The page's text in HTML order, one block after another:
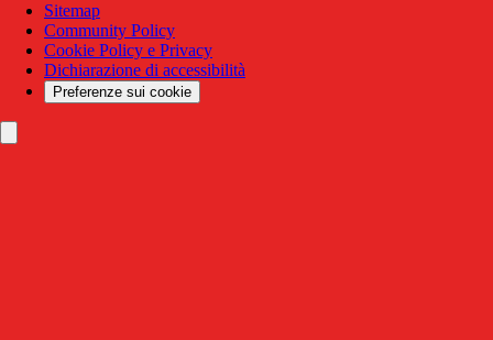
Sitemap
Community Policy
Cookie Policy e Privacy
Dichiarazione di accessibilità
Preferenze sui cookie